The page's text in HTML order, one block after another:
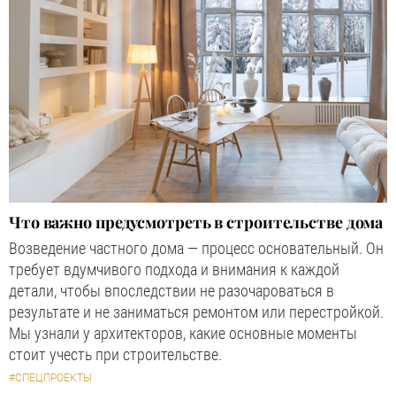
Что важно предусмотреть в строительстве дома
Возведение частного дома — процесс основательный. Он
требует вдумчивого подхода и внимания к каждой
детали, чтобы впоследствии не разочароваться в
результате и не заниматься ремонтом или перестройкой.
Мы узнали у архитекторов, какие основные моменты
стоит учесть при строительстве.
#СПЕЦПРОЕКТЫ